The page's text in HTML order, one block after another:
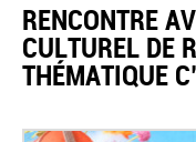
​RENCONTRE
CULTUREL DE
THÉMATIQUE